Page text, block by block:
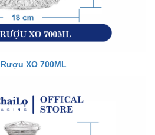
XO 700ML